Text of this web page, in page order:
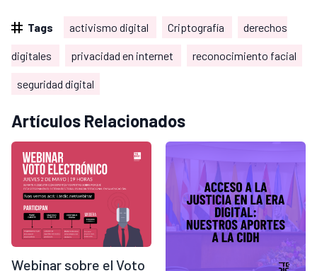
Tags activismo digital Criptografía derechos
digitales privacidad en internet reconocimiento facial
seguridad digital
Artículos Relacionados
Webinar sobre el Voto